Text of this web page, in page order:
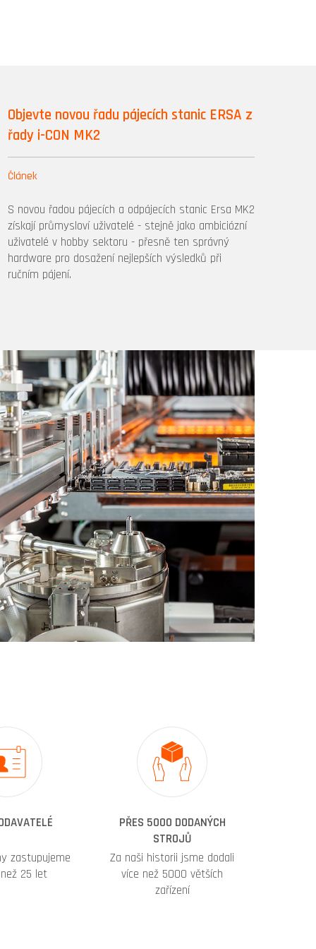
Objevte novou řadu pájecích stanic ERSA z
řady i-CON MK2
Článek
S novou řadou pájecích a odpájecích stanic Ersa MK2
získají průmysloví uživatelé - stejně jako ambiciózní
uživatelé v hobby sektoru - přesně ten správný
hardware pro dosažení nejlepších výsledků při
ručním pájení.
zastupujeme
25 let
PŘES 5000 DODANÝCH
STROJŮ
Za naši historii jsme dodali
více než 5000 větších
zařízení